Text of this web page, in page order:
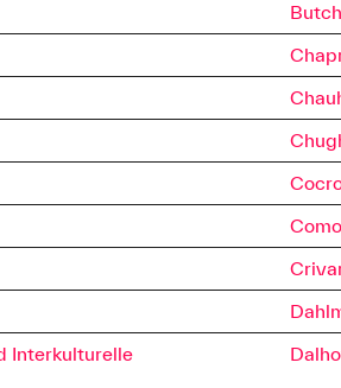
Interkulturelle